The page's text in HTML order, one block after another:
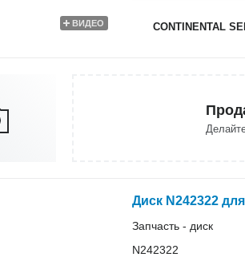
ВИДЕО CONTINENTAL
Диск N242322
Запчасть - диск
N242322